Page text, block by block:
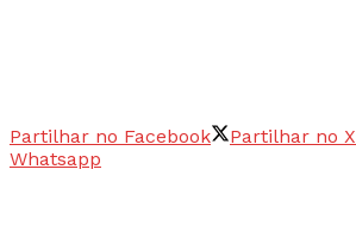
Partilhar no Facebook Partilhar no X
Whatsapp